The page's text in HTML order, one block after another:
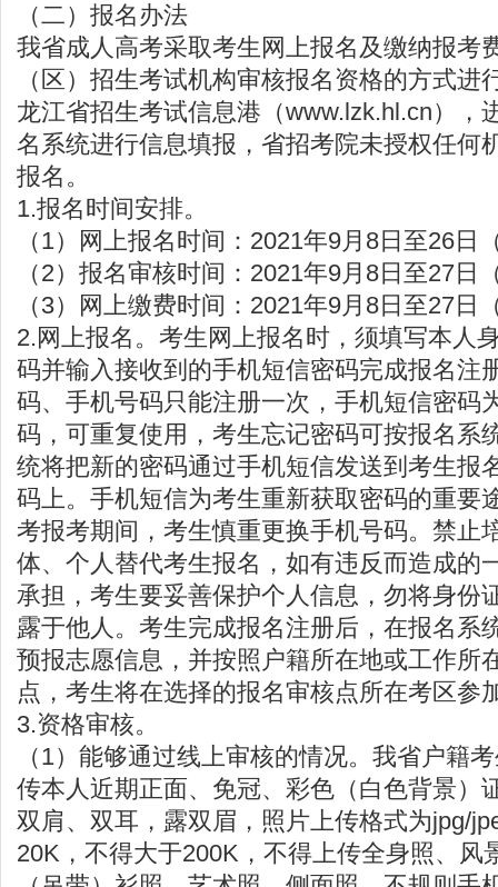
（二）报名办法
我省成人高考采取考生网上报名及缴纳报考
（区）招生考试机构审核报名资格的方式进
龙江省招生考试信息港（www.lzk.hl.cn），
名系统进行信息填报，省招考院未授权任何
报名。
1.报名时间安排。
（1）网上报名时间：2021年9月8日至26日
（2）报名审核时间：2021年9月8日至27日
（3）网上缴费时间：2021年9月8日至27日
2.网上报名。考生网上报名时，须填写本人
码并输入接收到的手机短信密码完成报名注
码、手机号码只能注册一次，手机短信密码
码，可重复使用，考生忘记密码可按报名系
统将把新的密码通过手机短信发送到考生报
码上。手机短信为考生重新获取密码的重要
考报考期间，考生慎重更换手机号码。禁止
体、个人替代考生报名，如有违反而造成的
承担，考生要妥善保护个人信息，勿将身份
露于他人。考生完成报名注册后，在报名系
预报志愿信息，并按照户籍所在地或工作所
点，考生将在选择的报名审核点所在考区参
3.资格审核。
（1）能够通过线上审核的情况。我省户籍
传本人近期正面、免冠、彩色（白色背景）
双肩、双耳，露双眉，照片上传格式为jpg/
20K，不得大于200K，不得上传全身照、风